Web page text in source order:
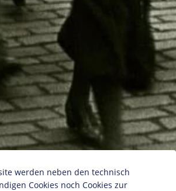
werden neben den technisch
Cookies noch Cookies zur